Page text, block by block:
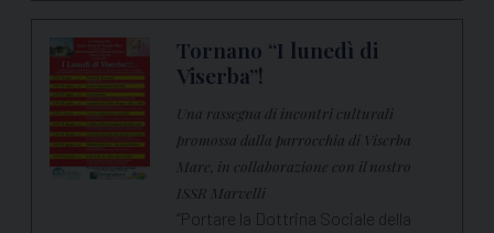
Tornano “I lunedì di
Viserba”!
Una rassegna di incontri culturali
promossa dalla parrocchia di Viserba
Mare, in collaborazione con il nostro
ISSR Marvelli
“Portare la Dottrina Sociale della